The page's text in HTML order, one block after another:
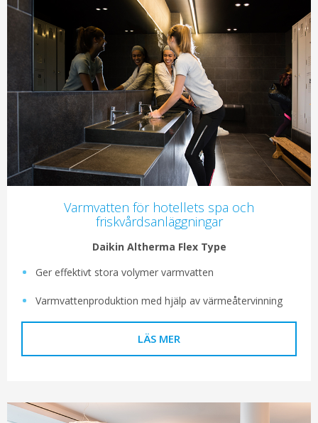
Varmvatten för hotellets spa och
friskvårdsanläggningar
Daikin Altherma Flex Type
Ger effektivt stora volymer varmvatten
Varmvattenproduktion med hjälp av värmeåtervinning
LÄS MER